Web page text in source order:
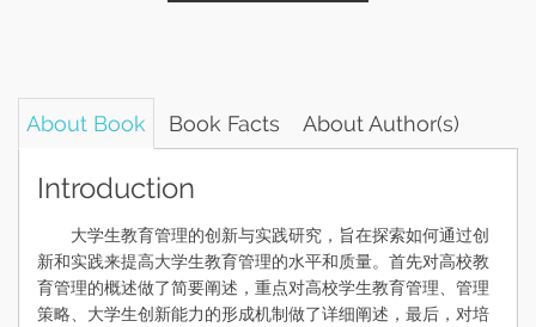
About Book Book Facts About Author(s)
Introduction
大学生教育管理的创新与实践研究，旨在探索如何通过创
新和实践来提高大学生教育管理的水平和质量。首先对高校教
育管理的概述做了简要阐述，重点对高校学生教育管理、管理
策略、大学生创新能力的形成机制做了详细阐述，最后，对培